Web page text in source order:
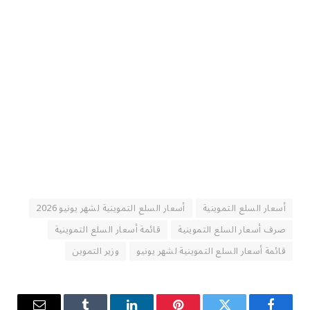
أسعار السلع التموينية
أسعار السلع التموينية لشهر يونيو 2026
صرف أسعار السلع التموينية
قائمة أسعار السلع التموينية
قائمة أسعار السلع التموينية لشهر يونيو
وزير التموين